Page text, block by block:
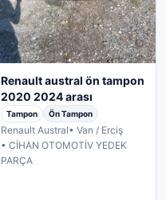
Renault austral ön tampon
2020 2024 arası
Tampon Ön Tampon
Renault Austral• Van / Erciş
• CİHAN OTOMOTİV YEDEK
PARÇA